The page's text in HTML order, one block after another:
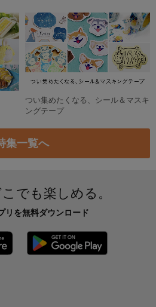
つい集めたくなる、シール＆マスキ
ングテープ
集一覧へ
でも楽しめる。
リを無料ダウンロード
App Store からダウンロード